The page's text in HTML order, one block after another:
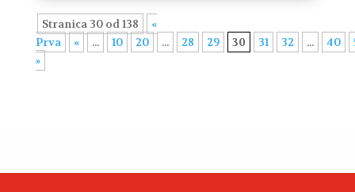
Stranica 30 od 138
«
Prva
« ... 10 20 ... 28 29 30 31 32 ... 40
»